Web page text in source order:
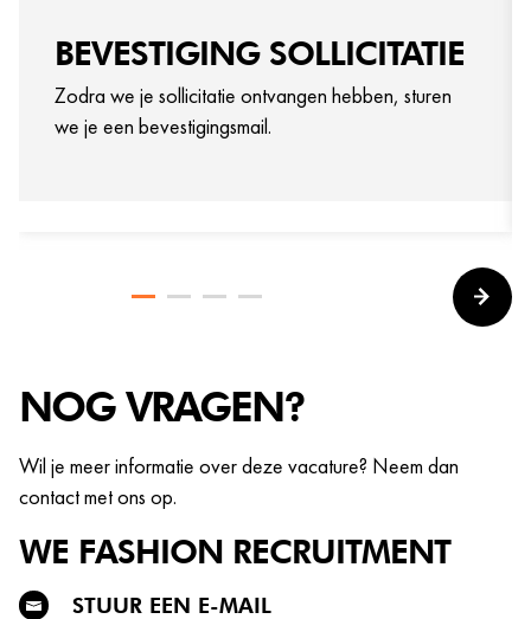
BEVESTIGING SOLLICITATIE
Zodra we je sollicitatie ontvangen hebben, sturen
we je een bevestigingsmail.
NOG VRAGEN?
Wil je meer informatie over deze vacature? Neem dan
contact met ons op.
WE FASHION RECRUITMENT
STUUR EEN E-MAIL